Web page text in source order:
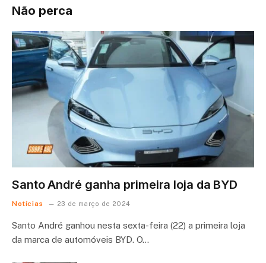
Não perca
Santo André ganha primeira loja da BYD
Notícias 23 de março de 2024
Santo André ganhou nesta sexta-feira (22) a primeira loja
da marca de automóveis BYD. O…